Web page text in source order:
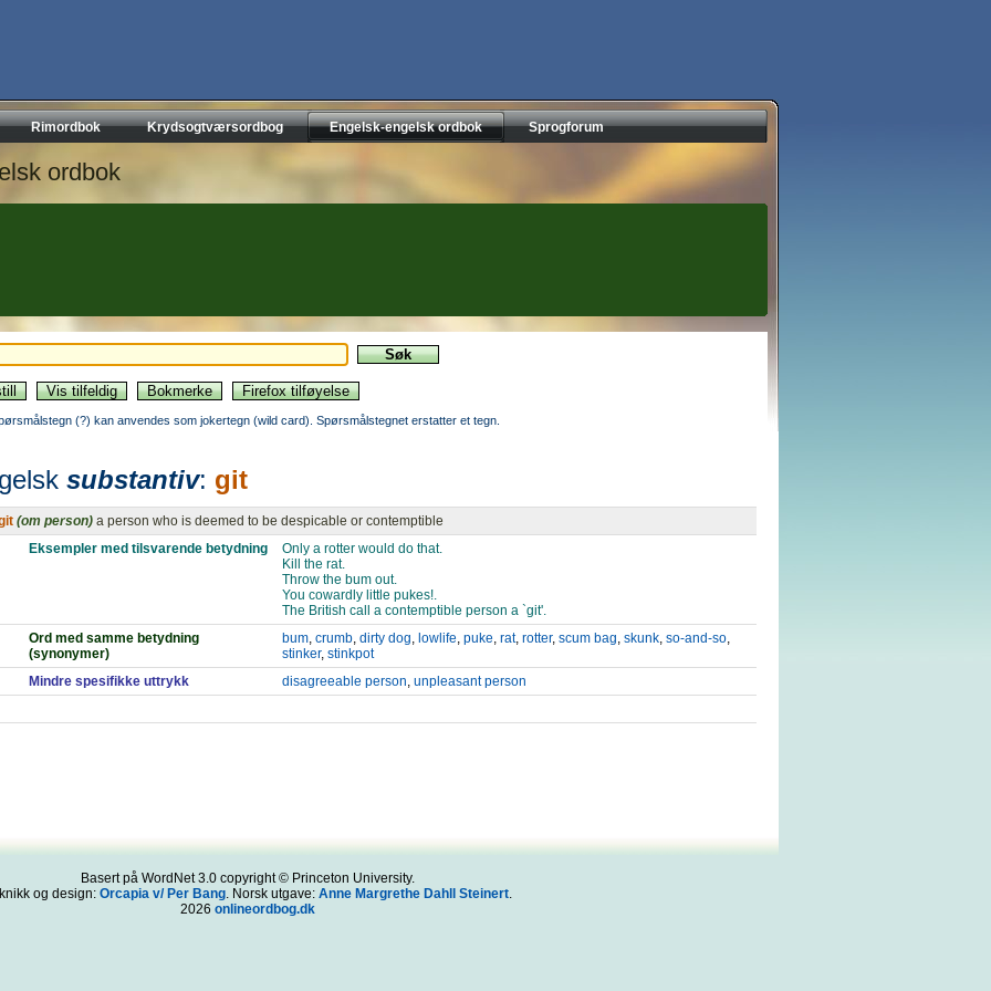
Rimordbok Krydsogtværsordbog Engelsk-engelsk ordbok Sprogforum
ordbok
(?) kan anvendes som jokertegn (wild card). Spørsmålstegnet erstatter et tegn.
substantiv: git
(om person) a person who is deemed to be despicable or contemptible
Eksempler med tilsvarende betydning
Only a rotter would do that.
Kill the rat.
Throw the bum out.
You cowardly little pukes!.
The British call a contemptible person a `git'.
Ord med samme betydning
(synonymer)
bum, crumb, dirty dog, lowlife, puke, rat, rotter, scum bag, skunk, so-and-so,
stinker, stinkpot
Mindre spesifikke uttrykk
disagreeable person, unpleasant person
Basert på WordNet 3.0 copyright © Princeton University.
og design: Orcapia v/ Per Bang. Norsk utgave: Anne Margrethe Dahll Steinert.
2026 onlineordbog.dk